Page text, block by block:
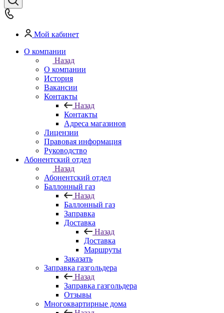
Мой кабинет
О компании
Назад
О компании
История
Вакансии
Контакты
Назад
Контакты
Адреса магазинов
Лицензии
Правовая информация
Руководство
Абонентский отдел
Назад
Абонентский отдел
Баллонный газ
Назад
Баллонный газ
Заправка
Доставка
Назад
Доставка
Маршруты
Заказать
Заправка газгольдера
Назад
Заправка газгольдера
Отзывы
Многоквартирные дома